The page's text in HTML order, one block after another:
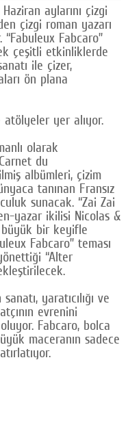
aylarını çizgi
çizgi roman yazarı
“Fabuleux Fabcaro”
çeşitli etkinliklerde
ile çizer,
ön plana
yer alıyor.
olarak
du
albümleri, çizim
tanınan Fransız
sunacak. “Zai Zai
yazar ikilisi Nicolas &
büyük bir keyifle
Fabcaro” teması
“Alter
yaratıcılığı ve
evrenini
Fabcaro, bolca
maceranın sadece